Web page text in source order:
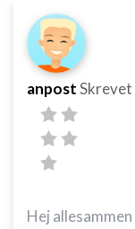
anpostSkrevet
Hej allesammen